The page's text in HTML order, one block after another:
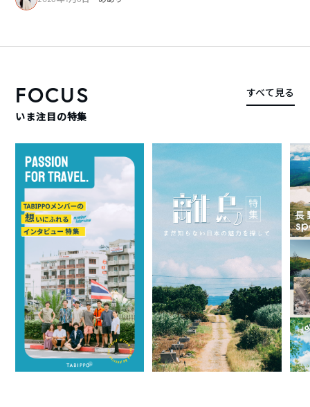
FOCUS
いま注目の特集
すべて見る